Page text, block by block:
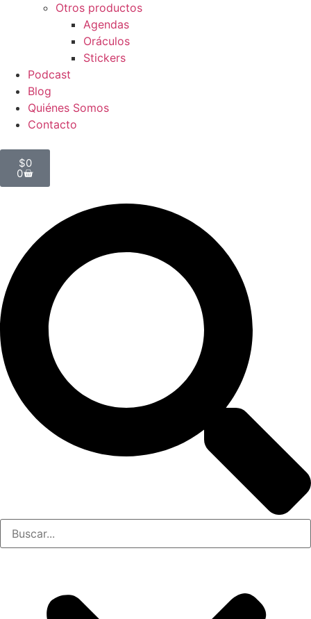
Otros productos
Agendas
Oráculos
Stickers
Podcast
Blog
Quiénes Somos
Contacto
$0
0